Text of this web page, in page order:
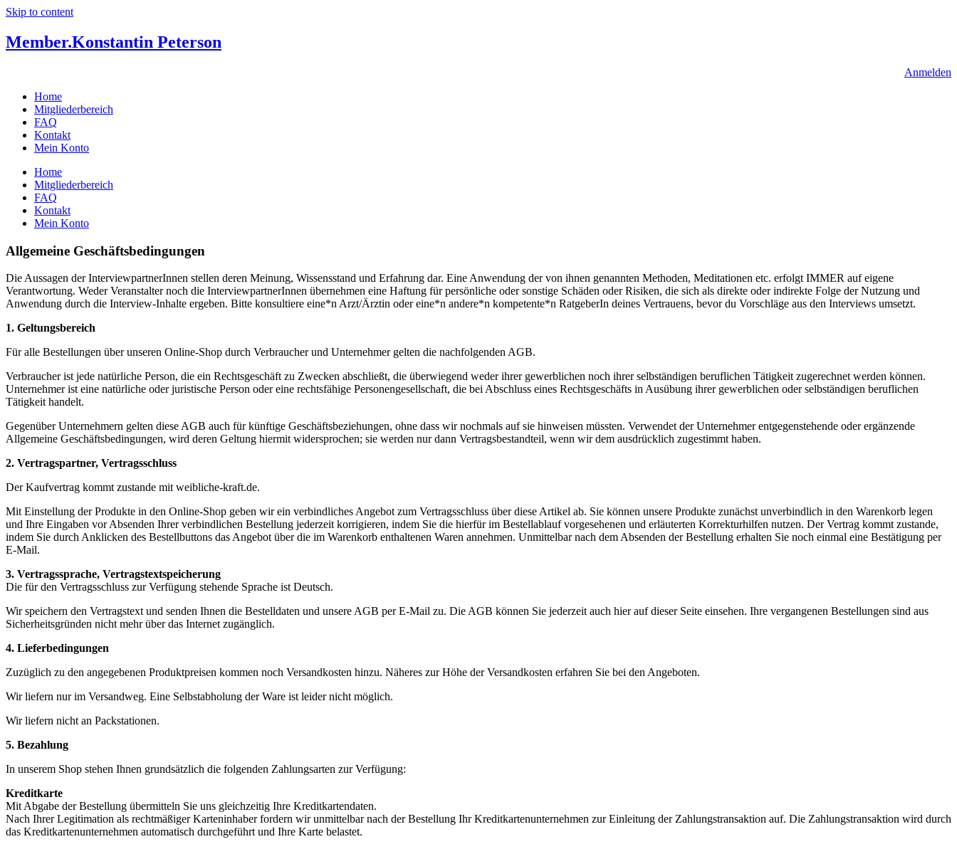
Skip to content
Member.Konstantin Peterson
Anmelden
Home
Mitgliederbereich
FAQ
Kontakt
Mein Konto
Home
Mitgliederbereich
FAQ
Kontakt
Mein Konto
Allgemeine Geschäftsbedingungen
Die Aussagen der InterviewpartnerInnen stellen deren Meinung, Wissensstand und Erfahrung dar. Eine Anwendung der von ihnen genannten Methoden, Meditationen etc. erfolgt IMMER auf eigene
Verantwortung. Weder Veranstalter noch die InterviewpartnerInnen übernehmen eine Haftung für persönliche oder sonstige Schäden oder Risiken, die sich als direkte oder indirekte Folge der Nutzung und
Anwendung durch die Interview-Inhalte ergeben. Bitte konsultiere eine*n Arzt/Ärztin oder eine*n andere*n kompetente*n RatgeberIn deines Vertrauens, bevor du Vorschläge aus den Interviews umsetzt.
1. Geltungsbereich
Für alle Bestellungen über unseren Online-Shop durch Verbraucher und Unternehmer gelten die nachfolgenden AGB.
Verbraucher ist jede natürliche Person, die ein Rechtsgeschäft zu Zwecken abschließt, die überwiegend weder ihrer gewerblichen noch ihrer selbständigen beruflichen Tätigkeit zugerechnet werden können.
Unternehmer ist eine natürliche oder juristische Person oder eine rechtsfähige Personengesellschaft, die bei Abschluss eines Rechtsgeschäfts in Ausübung ihrer gewerblichen oder selbständigen beruflichen
Tätigkeit handelt.
Gegenüber Unternehmern gelten diese AGB auch für künftige Geschäftsbeziehungen, ohne dass wir nochmals auf sie hinweisen müssten. Verwendet der Unternehmer entgegenstehende oder ergänzende
Allgemeine Geschäftsbedingungen, wird deren Geltung hiermit widersprochen; sie werden nur dann Vertragsbestandteil, wenn wir dem ausdrücklich zugestimmt haben.
2. Vertragspartner, Vertragsschluss
Der Kaufvertrag kommt zustande mit weibliche-kraft.de.
Mit Einstellung der Produkte in den Online-Shop geben wir ein verbindliches Angebot zum Vertragsschluss über diese Artikel ab. Sie können unsere Produkte zunächst unverbindlich in den Warenkorb legen
und Ihre Eingaben vor Absenden Ihrer verbindlichen Bestellung jederzeit korrigieren, indem Sie die hierfür im Bestellablauf vorgesehenen und erläuterten Korrekturhilfen nutzen. Der Vertrag kommt zustande,
indem Sie durch Anklicken des Bestellbuttons das Angebot über die im Warenkorb enthaltenen Waren annehmen. Unmittelbar nach dem Absenden der Bestellung erhalten Sie noch einmal eine Bestätigung per
E-Mail.
3. Vertragssprache, Vertragstextspeicherung
Die für den Vertragsschluss zur Verfügung stehende Sprache ist Deutsch.
Wir speichern den Vertragstext und senden Ihnen die Bestelldaten und unsere AGB per E-Mail zu. Die AGB können Sie jederzeit auch hier auf dieser Seite einsehen. Ihre vergangenen Bestellungen sind aus
Sicherheitsgründen nicht mehr über das Internet zugänglich.
4. Lieferbedingungen
Zuzüglich zu den angegebenen Produktpreisen kommen noch Versandkosten hinzu. Näheres zur Höhe der Versandkosten erfahren Sie bei den Angeboten.
Wir liefern nur im Versandweg. Eine Selbstabholung der Ware ist leider nicht möglich.
Wir liefern nicht an Packstationen.
5. Bezahlung
In unserem Shop stehen Ihnen grundsätzlich die folgenden Zahlungsarten zur Verfügung:
Kreditkarte
Mit Abgabe der Bestellung übermitteln Sie uns gleichzeitig Ihre Kreditkartendaten.
Nach Ihrer Legitimation als rechtmäßiger Karteninhaber fordern wir unmittelbar nach der Bestellung Ihr Kreditkartenunternehmen zur Einleitung der Zahlungstransaktion auf. Die Zahlungstransaktion wird durch
das Kreditkartenunternehmen automatisch durchgeführt und Ihre Karte belastet.